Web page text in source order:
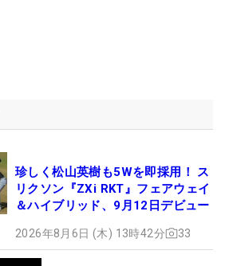
珍しく松山英樹も5Wを即採用！ ス
リクソン『ZXi RKT』フェアウェイ
＆ハイブリッド、9月12日デビュー
2026年8月6日 (木) 13時42分 33